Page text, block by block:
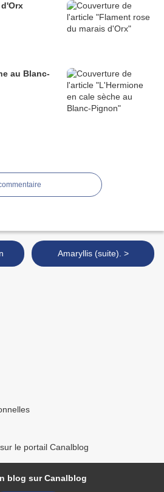
au Blanc-
Amaryllis (suite). >
le portail Canalblog
blog sur Canalblog